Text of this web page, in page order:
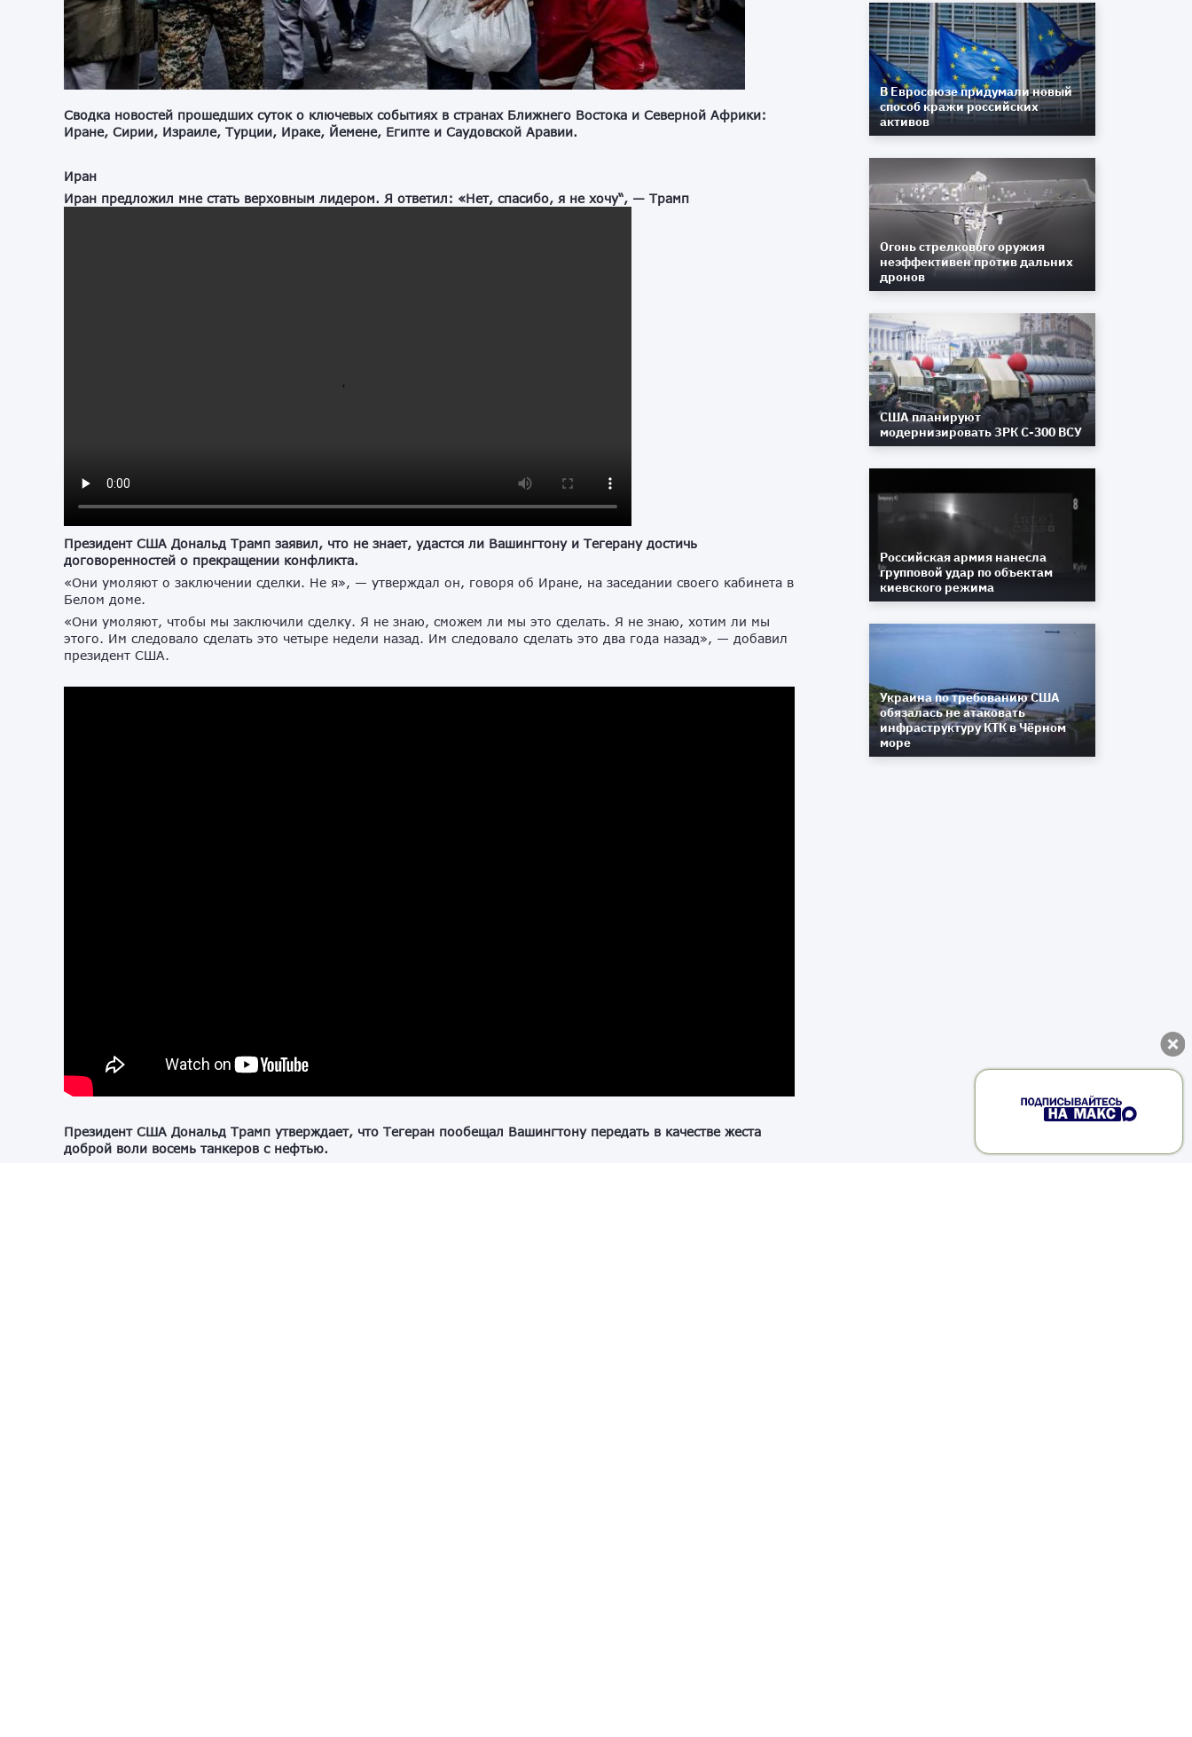
Сводка новостей прошедших суток о ключевых событиях в странах Ближнего Востока и Северной Африки:
Иране, Сирии, Израиле, Турции, Ираке, Йемене, Египте и Саудовской Аравии.
Иран
Иран предложил мне стать верховным лидером. Я ответил: «Нет, спасибо, я не хочу“, — Трамп
Президент США Дональд Трамп заявил, что не знает, удастся ли Вашингтону и Тегерану достичь
договоренностей о прекращении конфликта.
«Они умоляют о заключении сделки. Не я», — утверждал он, говоря об Иране, на заседании своего кабинета в
Белом доме.
«Они умоляют, чтобы мы заключили сделку. Я не знаю, сможем ли мы это сделать. Я не знаю, хотим ли мы
этого. Им следовало сделать это четыре недели назад. Им следовало сделать это два года назад», — добавил
президент США.
Президент США Дональд Трамп утверждает, что Тегеран пообещал Вашингтону передать в качестве жеста
доброй воли восемь танкеров с нефтью.
В Евросоюзе придумали новый
способ кражи российских
активов
Огонь стрелкового оружия
неэффективен против дальних
дронов
США планируют
модернизировать ЗРК С-300 ВСУ
Российская армия нанесла
групповой удар по объектам
киевского режима
Украина по требованию США
обязалась не атаковать
инфраструктуру КТК в Чёрном
море